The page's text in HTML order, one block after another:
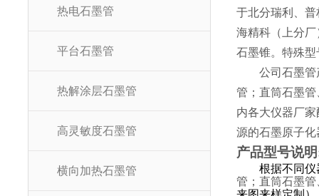
热电石墨管
平台石墨管
热解涂层石墨管
高灵敏度石墨管
横向加热石墨管
于北分瑞利、
海精科（上分
石墨锥。特殊
公司石墨
管；直筒石墨
内各大仪器厂
源的石墨原子
产品
根据不同
管；直筒石墨